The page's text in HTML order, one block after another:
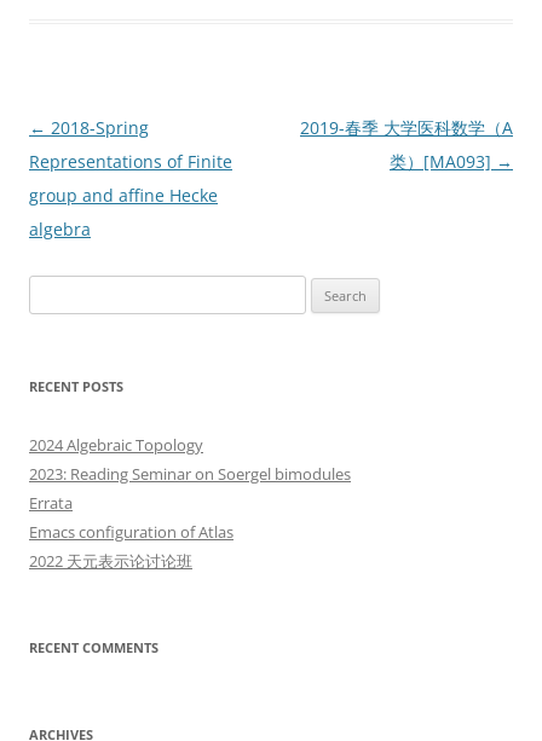
Post
navigation
← 2018-Spring
Representations of Finite
group and affine Hecke
algebra
2019-春季 大学医科数学（A
类）[MA093] →
for:
RECENT POSTS
2024 Algebraic Topology
2023: Reading Seminar on Soergel bimodules
Errata
Emacs configuration of Atlas
2022 天元表示论讨论班
RECENT COMMENTS
ARCHIVES